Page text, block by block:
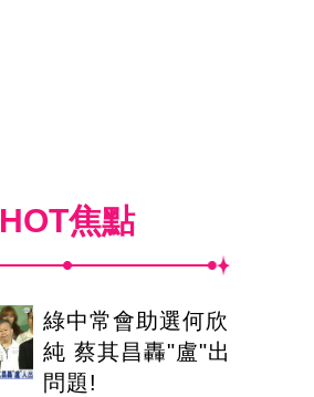
HOT焦點
綠中常會助選何欣
純 蔡其昌轟"盧"出
問題!